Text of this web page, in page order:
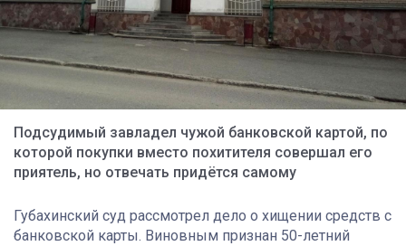
Подсудимый завладел чужой банковской картой, по
которой покупки вместо похитителя совершал его
приятель, но отвечать придётся самому
Губахинский суд рассмотрел дело о хищении средств с
банковской карты. Виновным признан 50-летний